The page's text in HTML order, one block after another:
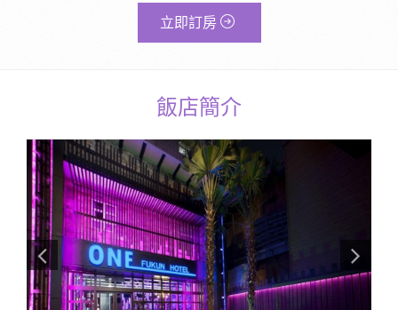
立即訂房
飯店簡介